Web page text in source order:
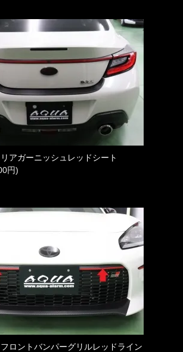
アガーニッシュレッドシート
円)
ロントバンパーグリルレッドライン